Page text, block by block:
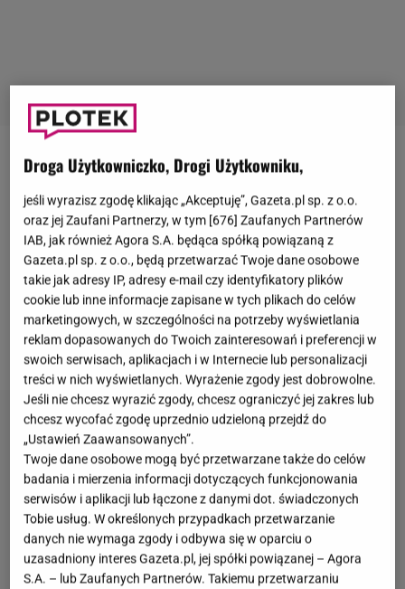
Za nami62. Krajowy Festiwal Polskiej Piosenki w
Opolu. Wydarzenie trwało od 12 do 15 czerwca.
Podczas kilku dni na scenie pojawiło się mnóstwo
gwiazd. Wielu artystów zaprezentowało się na
scenie w niebanalnych kreacjach, które przyciągały
spojrzenia.Natalia Szroederpostawiła na sukienkę
zaprojektowaną przezRoberta Czerwika. Tak
prezentowała się podczas występu.
Droga Użytkowniczko, Drogi Użytkowniku,
jeśli wyrazisz zgodę klikając „Akceptuję”, Gazeta.pl sp. z o.o.
oraz jej Zaufani Partnerzy, w tym [676] Zaufanych Partnerów
IAB, jak również Agora S.A. będąca spółką powiązaną z
Gazeta.pl sp. z o.o., będą przetwarzać Twoje dane osobowe
takie jak adresy IP, adresy e-mail czy identyfikatory plików
cookie lub inne informacje zapisane w tych plikach do celów
marketingowych, w szczególności na potrzeby wyświetlania
reklam dopasowanych do Twoich zainteresowań i preferencji w
swoich serwisach, aplikacjach i w Internecie lub personalizacji
treści w nich wyświetlanych. Wyrażenie zgody jest dobrowolne.
Jeśli nie chcesz wyrazić zgody, chcesz ograniczyć jej zakres lub
chcesz wycofać zgodę uprzednio udzieloną przejdź do
„Ustawień Zaawansowanych”.
Twoje dane osobowe mogą być przetwarzane także do celów
badania i mierzenia informacji dotyczących funkcjonowania
serwisów i aplikacji lub łączone z danymi dot. świadczonych
Tobie usług. W określonych przypadkach przetwarzanie
danych nie wymaga zgody i odbywa się w oparciu o
uzasadniony interes Gazeta.pl, jej spółki powiązanej – Agora
S.A. – lub Zaufanych Partnerów. Takiemu przetwarzaniu